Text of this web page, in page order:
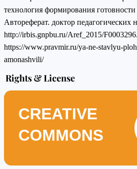
технология формирования
Автореферат. доктор педагогических
http://irbis.gnpbu.ru/Aref_2015/
https://www.pravmir.ru/ya-ne-stavlyu-
amonashvili/
Rights & License
CREATIVE
COMMONS